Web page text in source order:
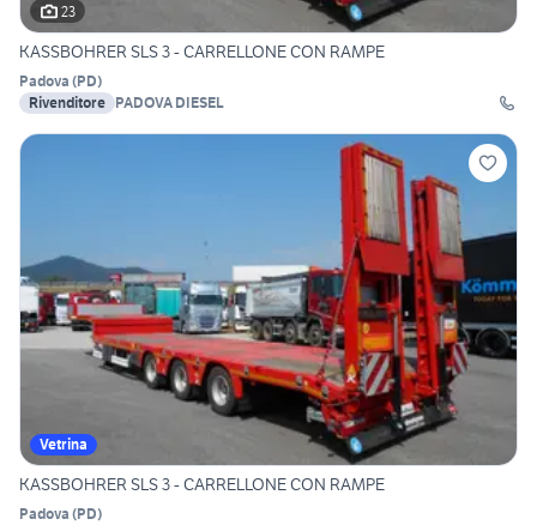
23
KASSBOHRER SLS 3 - CARRELLONE CON RAMPE
Padova (PD)
Rivenditore PADOVA DIESEL
Vetrina
KASSBOHRER SLS 3 - CARRELLONE CON RAMPE
Padova (PD)